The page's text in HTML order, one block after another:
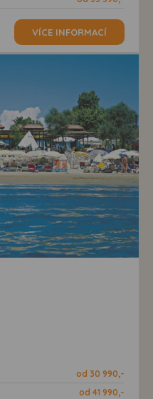
VÍCE INFORMACÍ
od 30 990,-
od 41 990,-